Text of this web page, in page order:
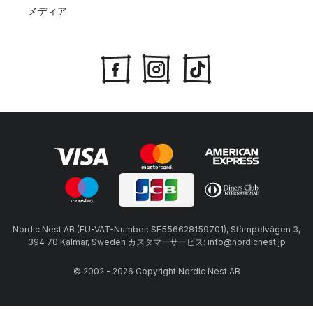
メディア
Nordic Nest AB (EU-VAT-Number: SE556628159701), Stämpelvägen 3,
394 70 Kalmar, Sweden カスタマーサービス: info@nordicnest.jp
© 2002 - 2026 Copyright Nordic Nest AB